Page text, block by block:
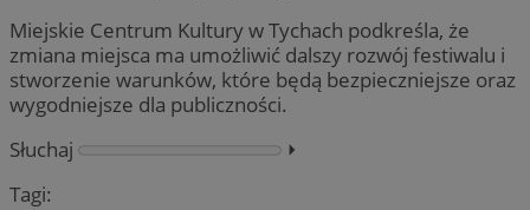
Miejskie Centrum Kultury w Tychach podkreśla, że
zmiana miejsca ma umożliwić dalszy rozwój festiwalu i
stworzenie warunków, które będą bezpieczniejsze oraz
wygodniejsze dla publiczności.
Słuchaj
⏵︎
Tagi: